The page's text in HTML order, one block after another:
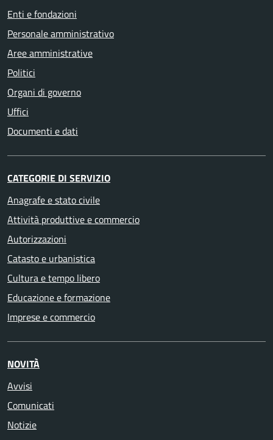
Enti e fondazioni
Personale amministrativo
Aree amministrative
Politici
Organi di governo
Uffici
Documenti e dati
CATEGORIE DI SERVIZIO
Anagrafe e stato civile
Attività produttive e commercio
Autorizzazioni
Catasto e urbanistica
Cultura e tempo libero
Educazione e formazione
Imprese e commercio
NOVITÀ
Avvisi
Comunicati
Notizie